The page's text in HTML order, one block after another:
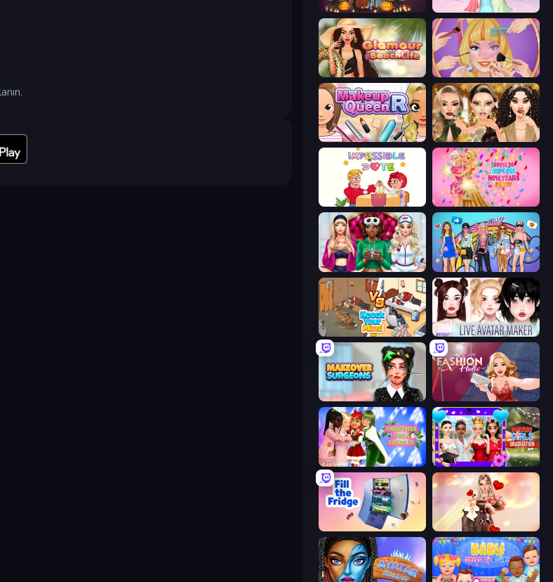
Tailor Stylist: Fashion Diary
Glamour Beach Life Extreme Makeover
Make Up Queen R Autumn Glam Gala
Impossible Date Dress To Impress: New Year's Party
BFFs Luxury Loungewear College Girls Team Makeover
Knock Your Mind Live Avatar Maker: Girls
Makeover Surgeons Fashion Holic
Christmas Girls Dress Up Mean Girls Graduation Day
Fill The Fridge GRWM Date Night